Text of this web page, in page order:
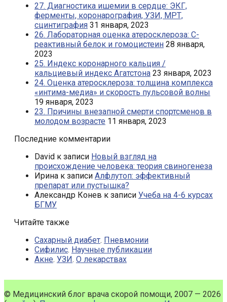
27. Диагностика ишемии в сердце: ЭКГ,
ферменты, коронарография, УЗИ, МРТ,
сцинтиграфия 31 января, 2023
26. Лабораторная оценка атеросклероза: С-
реактивный белок и гомоцистеин 28 января,
2023
25. Индекс коронарного кальция /
кальциевый индекс Агатстона 23 января, 2023
24. Оценка атеросклероза: толщина комплекса
«интима-медиа» и скорость пульсовой волны
19 января, 2023
23. Причины внезапной смерти спортсменов в
молодом возрасте 11 января, 2023
Последние комментарии
David к записи Новый взгляд на
происхождение человека: теория свиногенеза
Ирина к записи Алфлутоп: эффективный
препарат или пустышка?
Александр Конев к записи Учеба на 4-6 курсах
БГМУ
Читайте также
Сахарный диабет. Пневмонии
Сифилис. Научные публикации
Акне. УЗИ. О лекарствах
© Медицинский блог врача скорой помощи, 2007 — 2026